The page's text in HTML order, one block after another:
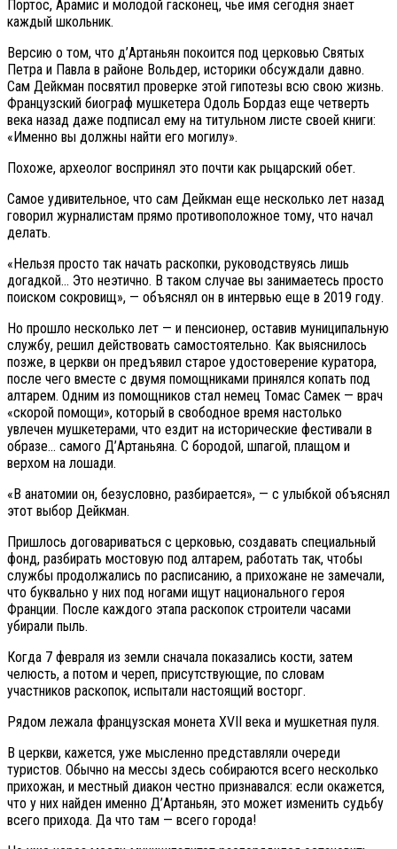
Портос, Арамис и молодой гасконец, чье имя сегодня знает
каждый школьник.
Версию о том, что д’Артаньян покоится под церковью Святых
Петра и Павла в районе Вольдер, историки обсуждали давно.
Сам Дейкман посвятил проверке этой гипотезы всю свою жизнь.
Французский биограф мушкетера Одоль Бордаз еще четверть
века назад даже подписал ему на титульном листе своей книги:
«Именно вы должны найти его могилу».
Похоже, археолог воспринял это почти как рыцарский обет.
Самое удивительное, что сам Дейкман еще несколько лет назад
говорил журналистам прямо противоположное тому, что начал
делать.
«Нельзя просто так начать раскопки, руководствуясь лишь
догадкой… Это неэтично. В таком случае вы занимаетесь просто
поиском сокровищ», — объяснял он в интервью еще в 2019 году.
Но прошло несколько лет — и пенсионер, оставив муниципальную
службу, решил действовать самостоятельно. Как выяснилось
позже, в церкви он предъявил старое удостоверение куратора,
после чего вместе с двумя помощниками принялся копать под
алтарем. Одним из помощников стал немец Томас Самек — врач
«скорой помощи», который в свободное время настолько
увлечен мушкетерами, что ездит на исторические фестивали в
образе… самого Д’Артаньяна. С бородой, шпагой, плащом и
верхом на лошади.
«В анатомии он, безусловно, разбирается», — с улыбкой объяснял
этот выбор Дейкман.
Пришлось договариваться с церковью, создавать специальный
фонд, разбирать мостовую под алтарем, работать так, чтобы
службы продолжались по расписанию, а прихожане не замечали,
что буквально у них под ногами ищут национального героя
Франции. После каждого этапа раскопок строители часами
убирали пыль.
Когда 7 февраля из земли сначала показались кости, затем
челюсть, а потом и череп, присутствующие, по словам
участников раскопок, испытали настоящий восторг.
Рядом лежала французская монета XVII века и мушкетная пуля.
В церкви, кажется, уже мысленно представляли очереди
туристов. Обычно на мессы здесь собираются всего несколько
прихожан, и местный диакон честно признавался: если окажется,
что у них найден именно Д’Артаньян, это может изменить судьбу
всего прихода. Да что там — всего города!